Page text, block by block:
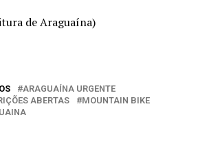
de Araguaína)
ARAGUAÍNA URGENTE
ABERTAS
MOUNTAIN BIKE